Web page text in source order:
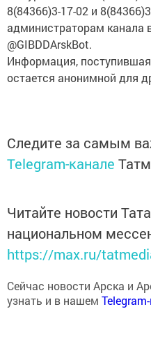
администраторам канала
@GIBDDArskBot.
Информация, поступившая
остается анонимной для
Telegram-канале
национальном
https://max.ru/
Сейчас новости Арска и
узнать и в нашем